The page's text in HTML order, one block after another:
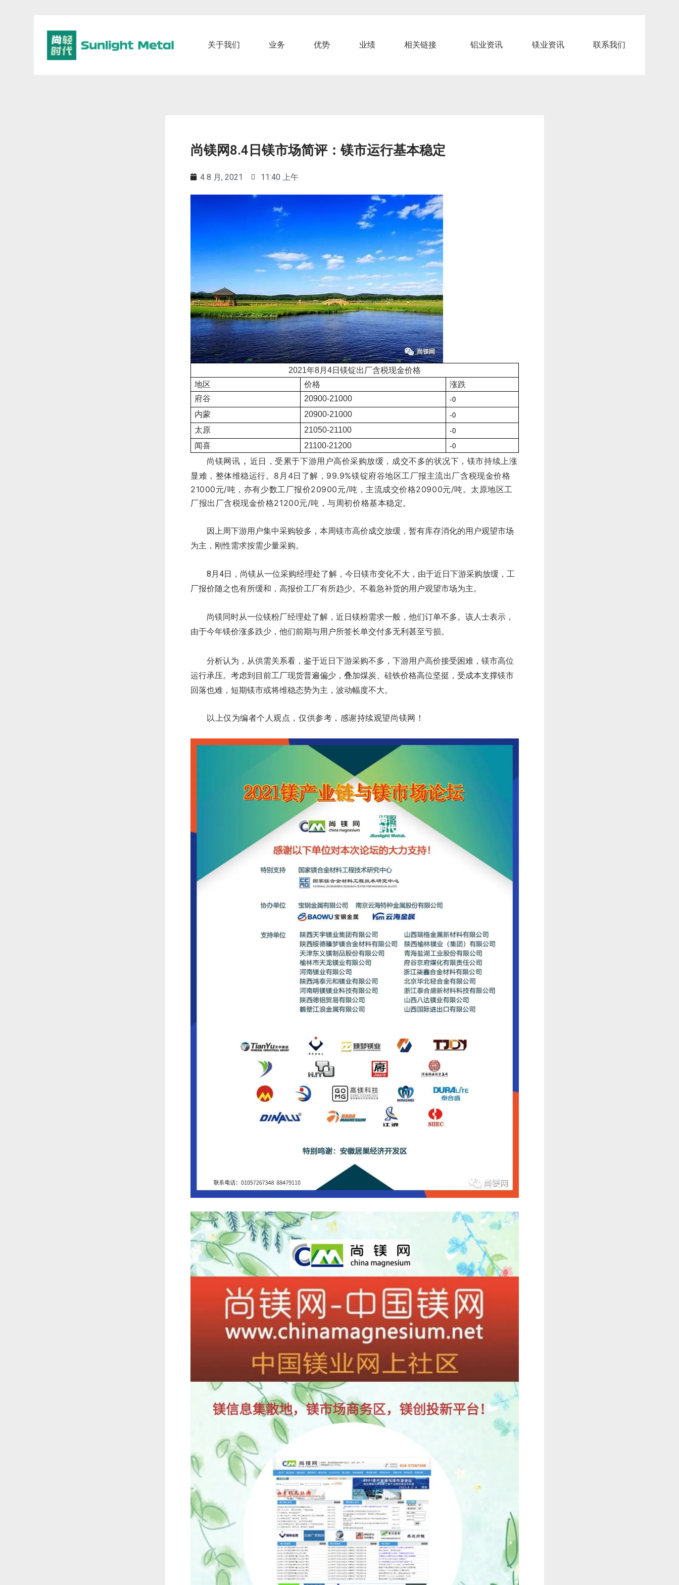
关于我们 业务 优势 业绩 相关链接 铝业资讯 镁业资讯 联系我们
尚镁网8.4日镁市场简评：镁市运行基本稳定
4 8 月, 2021 11:40 上午
2021年8月 4日镁锭出厂含税现金价格
地区
价格
涨跌
府谷
20900-21000 -0
内蒙 20900-21000 -0
太原 21050-21100 -0
闻喜 21100-21200 -0
尚镁网讯 ， 近日，受累于下游用户高价采购放缓，成交不多的状况下，镁市持续上涨
显难，整体维稳运行。8月4日了解，99.9%镁锭府谷地区工厂报主流出厂含税现金价格
21000元/吨，亦有少数工厂报价20900元/吨，主流成交价格20900元/吨。太原地区工
厂报出厂含税现金价格21200元/吨，与周初价格基本稳定。
因上周下游用户集中采购较多，本周镁市高价成交放缓，暂有库存消化的用户观望市场
为主，刚性需求按需少量采购。
8月4日，尚镁从一位采购经理处了解，今日镁市变化不大，由于近日下游采购放缓，工
厂报价随之也有所缓和，高报价工厂有所趋少。不着急补货的用户观望市场为主。
尚镁同时从一位镁粉厂经理处了解，近日镁粉需求一般，他们订单不多。该人士表示，
由于今年镁价涨多跌少，他们前期与用户所签长单交付多无利甚至亏损。
分析认为，从供需关系看，鉴于近日下游采购不多，下游用户高价接受困难，镁市高位
运行承压。考虑到目前工厂现货普遍偏少，叠加煤炭、硅铁价格高位坚挺，受成本支撑镁市
回落也难，短期镁市或将维稳态势为主，波动幅度不大。
以上仅为编者个人观点，仅供参考，感谢持续观望尚镁网！